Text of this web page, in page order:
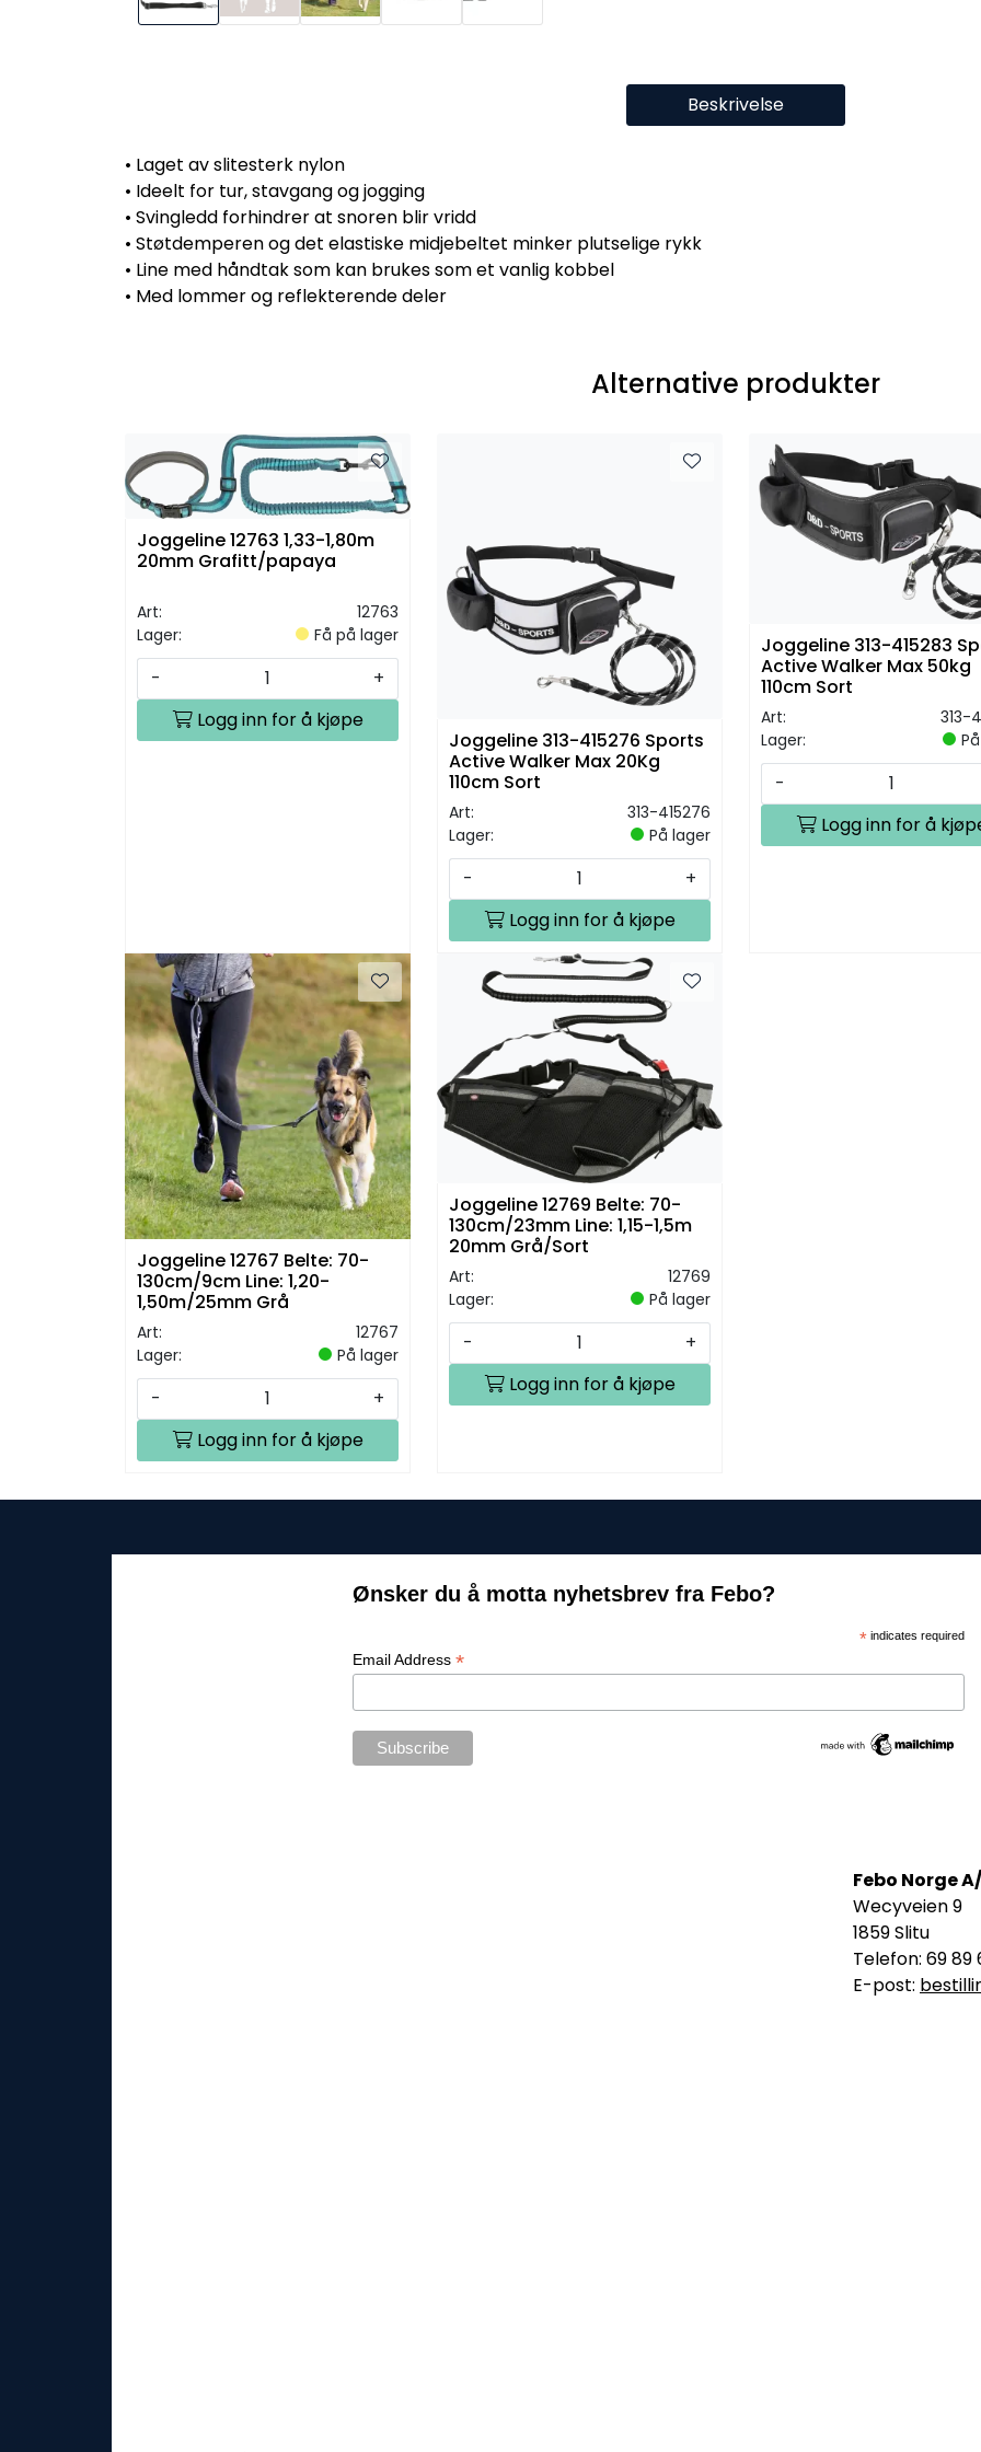
Beskrivelse
• Laget av slitesterk nylon
• Ideelt for tur, stavgang og jogging
• Svingledd forhindrer at snoren blir vridd
• Støtdemperen og det elastiske midjebeltet minker plutselige rykk
• Line med håndtak som kan brukes som et vanlig kobbel
• Med lommer og reflekterende deler
Alternative produkter
Joggeline 12763 1,33-1,80m
20mm Grafitt/papaya
Art:
12763
Lager:
Få på lager
-
+
Logg inn for å kjøpe
Joggeline 313-415276 Sports
Active Walker Max 20Kg
110cm Sort
Art:
313-415276
Lager:
På lager
-
+
Logg inn for å kjøpe
Joggeline 313-415283
Active Walker Max 50kg
110cm Sort
Art:
313-
Lager:
-
Logg inn for å
Joggeline 12767 Belte: 70-
130cm/9cm Line: 1,20-
1,50m/25mm Grå
Art:
12767
Lager:
På lager
-
+
Logg inn for å kjøpe
Joggeline 12769 Belte: 70-
130cm/23mm Line: 1,15-1,5m
20mm Grå/Sort
Art:
12769
Lager:
På lager
-
+
Logg inn for å kjøpe
Ønsker du å motta nyhetsbrev fra Febo?
*indicates required
Email Address *
Febo Norge
Wecyveien 9
1859 Slitu
Telefon: 69 89
E-post: